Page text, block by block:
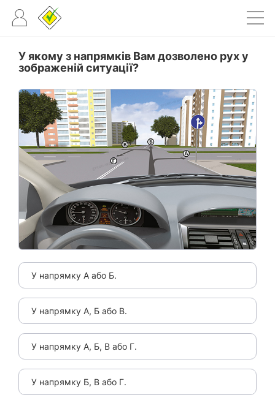
У якому з напрямків Вам дозволено рух у
зображеній ситуації?
У напрямку А або Б.
У напрямку А, Б або В.
У напрямку А, Б, В або Г.
У напрямку Б, В або Г.